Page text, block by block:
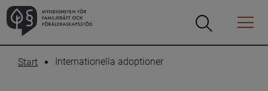
Öppna
Öppna
Menyn
Start Internationella adoptioner